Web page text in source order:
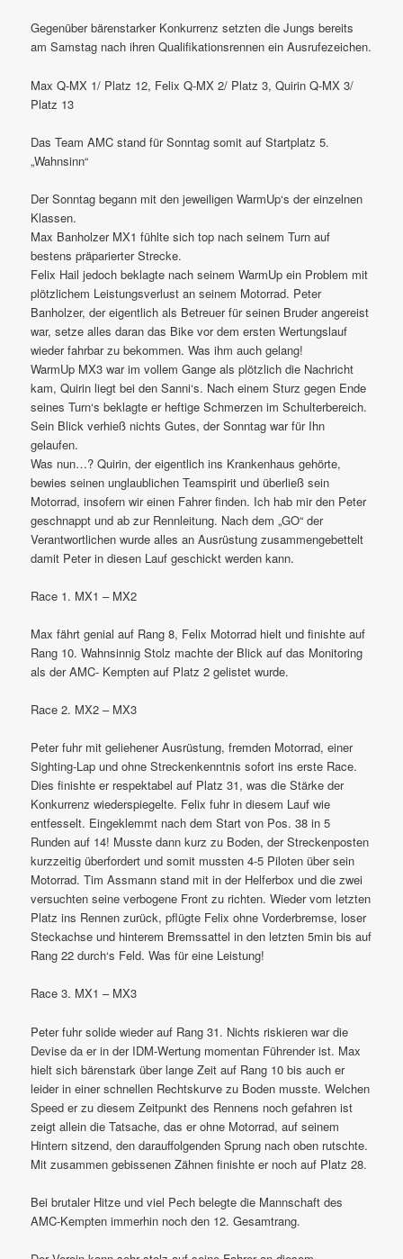
Gegenüber bärenstarker Konkurrenz setzten die Jungs bereits
am Samstag nach ihren Qualifikationsrennen ein Ausrufezeichen.
Max Q-MX 1/ Platz 12, Felix Q-MX 2/ Platz 3, Quirin Q-MX 3/
Platz 13
Das Team AMC stand für Sonntag somit auf Startplatz 5.
„Wahnsinn“
Der Sonntag begann mit den jeweiligen WarmUp‘s der einzelnen
Klassen.
Max Banholzer MX1 fühlte sich top nach seinem Turn auf
bestens präparierter Strecke.
Felix Hail jedoch beklagte nach seinem WarmUp ein Problem mit
plötzlichem Leistungsverlust an seinem Motorrad. Peter
Banholzer, der eigentlich als Betreuer für seinen Bruder angereist
war, setze alles daran das Bike vor dem ersten Wertungslauf
wieder fahrbar zu bekommen. Was ihm auch gelang!
WarmUp MX3 war im vollem Gange als plötzlich die Nachricht
kam, Quirin liegt bei den Sanni‘s. Nach einem Sturz gegen Ende
seines Turn‘s beklagte er heftige Schmerzen im Schulterbereich.
Sein Blick verhieß nichts Gutes, der Sonntag war für Ihn
gelaufen.
Was nun…? Quirin, der eigentlich ins Krankenhaus gehörte,
bewies seinen unglaublichen Teamspirit und überließ sein
Motorrad, insofern wir einen Fahrer finden. Ich hab mir den Peter
geschnappt und ab zur Rennleitung. Nach dem „GO“ der
Verantwortlichen wurde alles an Ausrüstung zusammengebettelt
damit Peter in diesen Lauf geschickt werden kann.
Race 1. MX1 – MX2
Max fährt genial auf Rang 8, Felix Motorrad hielt und finishte auf
Rang 10. Wahnsinnig Stolz machte der Blick auf das Monitoring
als der AMC- Kempten auf Platz 2 gelistet wurde.
Race 2. MX2 – MX3
Peter fuhr mit geliehener Ausrüstung, fremden Motorrad, einer
Sighting-Lap und ohne Streckenkenntnis sofort ins erste Race.
Dies finishte er respektabel auf Platz 31, was die Stärke der
Konkurrenz wiederspiegelte. Felix fuhr in diesem Lauf wie
entfesselt. Eingeklemmt nach dem Start von Pos. 38 in 5
Runden auf 14! Musste dann kurz zu Boden, der Streckenposten
kurzzeitig überfordert und somit mussten 4-5 Piloten über sein
Motorrad. Tim Assmann stand mit in der Helferbox und die zwei
versuchten seine verbogene Front zu richten. Wieder vom letzten
Platz ins Rennen zurück, pflügte Felix ohne Vorderbremse, loser
Steckachse und hinterem Bremssattel in den letzten 5min bis auf
Rang 22 durch‘s Feld. Was für eine Leistung!
Race 3. MX1 – MX3
Peter fuhr solide wieder auf Rang 31. Nichts riskieren war die
Devise da er in der IDM-Wertung momentan Führender ist. Max
hielt sich bärenstark über lange Zeit auf Rang 10 bis auch er
leider in einer schnellen Rechtskurve zu Boden musste. Welchen
Speed er zu diesem Zeitpunkt des Rennens noch gefahren ist
zeigt allein die Tatsache, das er ohne Motorrad, auf seinem
Hintern sitzend, den darauffolgenden Sprung nach oben rutschte.
Mit zusammen gebissenen Zähnen finishte er noch auf Platz 28.
Bei brutaler Hitze und viel Pech belegte die Mannschaft des
AMC-Kempten immerhin noch den 12. Gesamtrang.